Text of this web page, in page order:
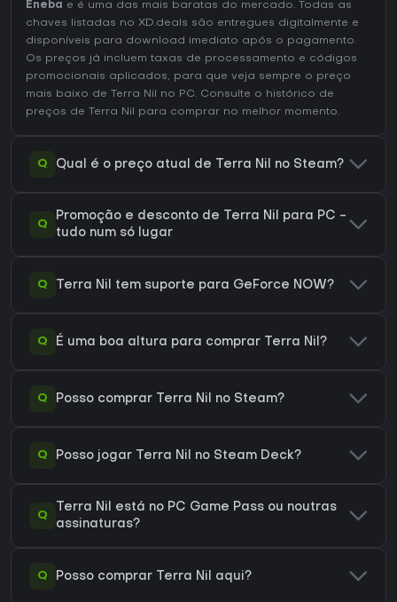
Eneba
e é uma das mais baratas do mercado. Todas as
chaves listadas no XD.deals são entregues digitalmente e
disponíveis para download imediato após o pagamento.
Os preços já incluem taxas de processamento e códigos
promocionais aplicados, para que veja sempre o preço
mais baixo de Terra Nil no PC. Consulte o histórico de
preços de Terra Nil
para comprar no melhor momento.
Q Qual é o preço atual de Terra Nil no Steam?
Q
Promoção e desconto de Terra Nil para PC -
tudo num só lugar
Q Terra Nil tem suporte para GeForce NOW?
Q É uma boa altura para comprar Terra Nil?
Q Posso comprar Terra Nil no Steam?
Q Posso jogar Terra Nil no Steam Deck?
Q
Terra Nil está no PC Game Pass ou noutras
assinaturas?
Q Posso comprar Terra Nil aqui?